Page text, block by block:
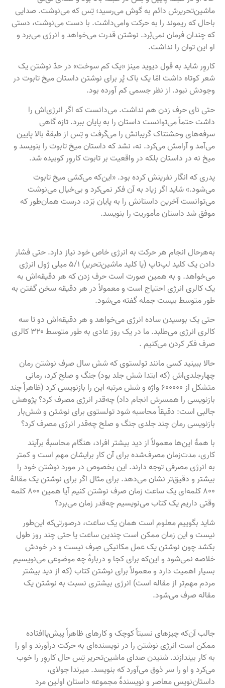
ماشین‌تحریرش دائم به گوش می‌رسید؛ تِس که می‌نوشت. صدایی
باحال که ریموند را به حرکت وا‌می‌داشت. با دست می‌نوشت، دستی
که چندان فرمان نمی‌بُرد. نوشتن قدرت می‌خواهد و انرژی می‌برد و
او این توان را نداشت.
کاروِر شاید به قول دیوید مینز «یک کم سوخت» در حدّ نوشتن یک
شعر کوتاه داشت امّا یک باک پُر برای نوشتن داستان میخ تابوت در
وجودش نبود. از نظر جسمی کم آورده بود.
حتی نای حرف زدن هم نداشت. می‌دانست که اگر انرژی‌اش را
داشت حتماً می‌توانست داستان را به پایان ببرد. تازه گاهی
سرفه‌های وحشتناک گریبانش را می‌گرفت و تِس از طبقهٔ بالا پایین
می‌آمد و آرامش می‌کرد. نه، نشد که داستان میخ تابوت را بنویسد و
میخ نه در داستان بلکه در واقعیت بر تابوت کاروِر کوبیده شد.
پدری که انگار نفرینش کرده بود. «این‌که می‌کشی میخ تابوت
می‌شود.» شاید اگر زیاد به آن فکر نمی‌کرد و بی‌خیال می‌نوشت
می‌توانست آخرین داستانش را به پایان بَرَد، درست همان‌طور که
موفق شد داستان مأموریت را بنویسد.
به‌هرحال انجام هر حرکت به انرژی خاص خود نیاز دارد. حتی فشار
دادن یک کلید لپ‌تاپ (یا کلید ماشین‌تحریر) ۵/۱ میلی ژول انرژی
می‌خواهد. و به همین صورت است حرف زدن که هر دقیقه‌اش به
یک کالری انرژی احتیاج است و معمولاً در هر دقیقه سخن گفتن به
طور متوسط بیست جمله گفته می‌شود.
حتی یک بوسیدن ساده انرژی می‌خواهد و هر دقیقه‌اش دو تا سه
کالری انرژی می‌طلبد. ما در یک روز عادی به طور متوسط ۳۲۰ کالری
صرف فکر کردن می‌کنیم .
حالا ببینید کسی مانند تولستوی که شش سال صرف نوشتن رمان
چهارجلدی‌اش (که ابتدا شش جلد بود) جنگ و صلح کرد، رمانی
متشکل از ۶۰۰۰۰۰ واژه و شش مرتبه این را بازنویسی کرد (ظاهراً چند
بازنویسی را همسرش انجام داد) چه‌قدر انرژی مصرف کرد؟ پژوهش
جالبی است: دقیقاً محاسبه شود تولستوی برای نوشتن و شش‌بار
بازنویسی رمان چند جلدی جنگ و صلح چه‌قدر انرژی مصرف کرد؟
با همهٔ این‌ها معمولاً از دید بیشتر افراد، هنگام محاسبهٔ برآیند
کاری، مدت‌زمان مصرف‌شده برای آن کار برایشان مهم است و کمتر
به انرژی مصرفی توجه دارند. این بخصوص در مورد نوشتن خود را
بیشتر و دقیق‌تر نشان می‌دهد. برای مثال اگر برای نوشتن یک مقالهٔ
۸۰۰ کلمه‌ای یک ساعت زمان صرف نوشتن کنیم آیا همین ۸۰۰ کلمه
وقتی داریم یک کتاب می‌نویسیم چه‌قدر زمان می‌برد؟
شاید بگوییم معلوم است همان یک ساعت، درصورتی‌که این‌طور
نیست و این زمان ممکن است چندین ساعت یا حتی چند روز طول
بکشد چون نوشتن یک عمل مکانیکی صِرف نیست و در خودش
خلاصه نمی‌شود و این‌که برای کجا و دربارهٔ چه موضوعی می‌نویسیم
بسیار اهمیت دارد و معمولاً برای نوشتن کتاب (که از دید بیشتر
مردم مهم‌تر از مقاله است) انرژی بیشتری نسبت به نوشتن یک
مقاله صرف می‌شود.
جالب آن‌که چیزهای نسبتاً کوچک و کارهای ظاهراً پیش‌پاافتاده
ممکن است انرژی نوشتن را در نویسنده‌ای به حرکت درآورند و او را
به کار بیندازند. شنیدن صدای ماشین‌تحریر تِس حال کاروِر را خوب
می‌کرد و او را سر ذوق می‌آورد که بنویسد. میرندا جولای،
داستان‌نویس معاصر و نویسندهٔ مجموعه داستان اولین مرد